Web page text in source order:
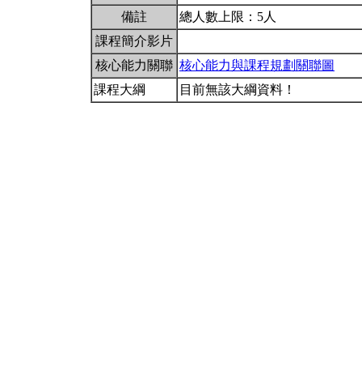
備註
總人數上限：5人
課程簡介影片
核心能力關聯 核心能力與課程規劃關聯圖
課程大綱
目前無該大綱資料！